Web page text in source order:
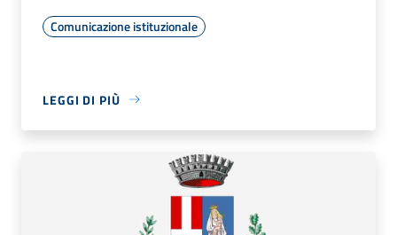
Comunicazione istituzionale
LEGGI DI PIÙ